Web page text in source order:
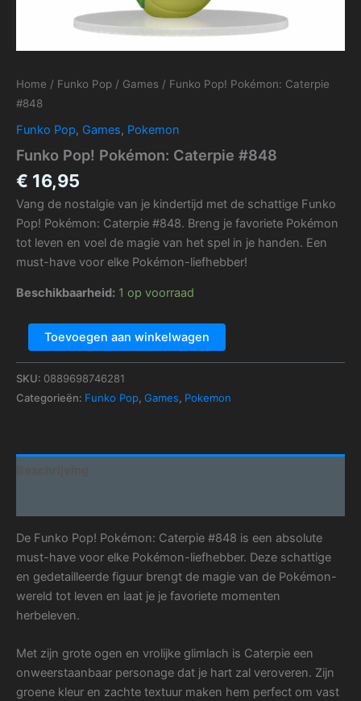
Home / Funko Pop / Games / Funko Pop! Pokémon: Caterpie
#848
Funko Pop, Games, Pokemon
Funko Pop! Pokémon: Caterpie #848
€ 16,95
Vang de nostalgie van je kindertijd met de schattige Funko
Pop! Pokémon: Caterpie #848. Breng je favoriete Pokémon
tot leven en voel de magie van het spel in je handen. Een
must-have voor elke Pokémon-liefhebber!
Beschikbaarheid: 1 op voorraad
Toevoegen aan winkelwagen
SKU: 0889698746281
Categorieën: Funko Pop Games Pokemon
De Funko Pop! Pokémon: Caterpie #848 is een absolute
must-have voor elke Pokémon-liefhebber. Deze schattige
en gedetailleerde figuur brengt de magie van de Pokémon-
wereld tot leven en laat je je favoriete momenten
herbeleven.
Met zijn grote ogen en vrolijke glimlach is Caterpie een
onweerstaanbaar personage dat je hart zal veroveren. Zijn
groene kleur en zachte textuur maken hem perfect om vast